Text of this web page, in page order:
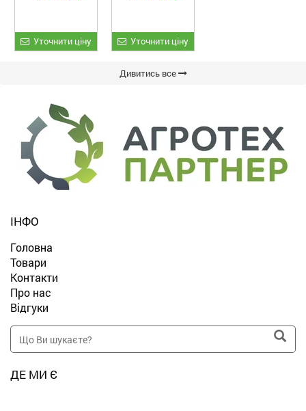
«ETTARO»
Уточнити ціну Уточнити ціну
Дивитись все
ІНФО
Головна
Товари
Контакти
Про нас
Відгуки
ДЕ МИ Є